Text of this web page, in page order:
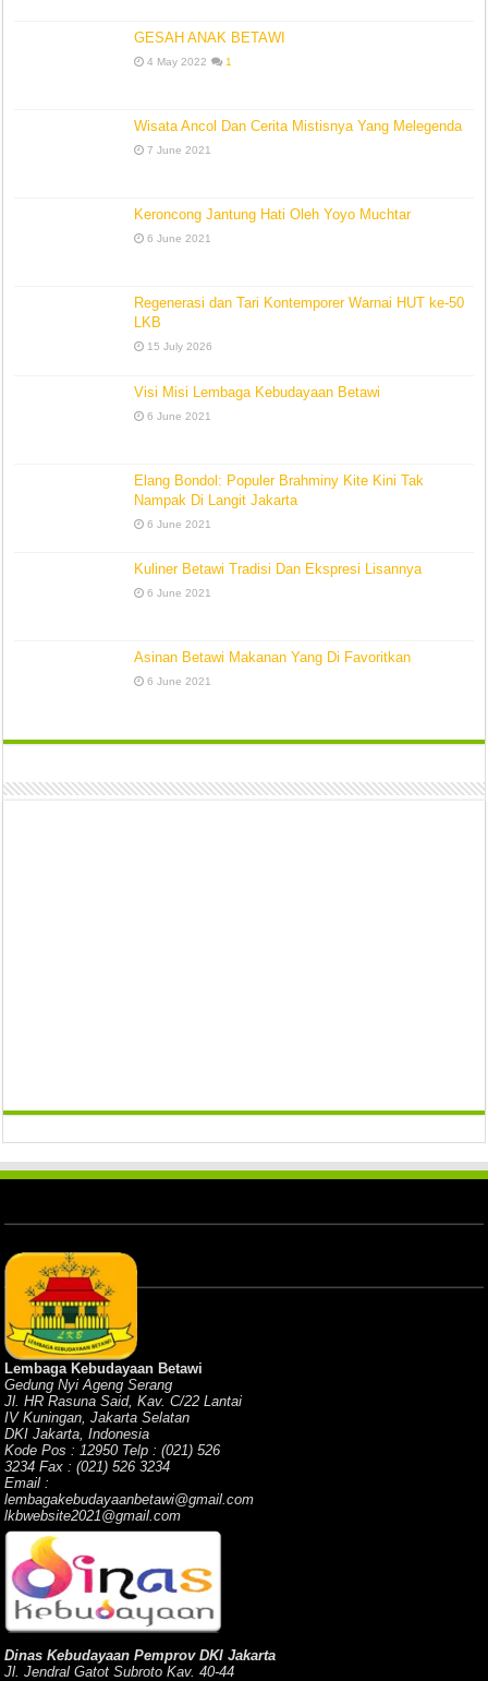
GESAH ANAK BETAWI
4 May 2022 1
Wisata Ancol Dan Cerita Mistisnya Yang Melegenda
7 June 2021
Keroncong Jantung Hati Oleh Yoyo Muchtar
6 June 2021
Regenerasi dan Tari Kontemporer Warnai HUT ke-50
LKB
15 July 2026
Visi Misi Lembaga Kebudayaan Betawi
6 June 2021
Elang Bondol: Populer Brahminy Kite Kini Tak
Nampak Di Langit Jakarta
6 June 2021
Kuliner Betawi Tradisi Dan Ekspresi Lisannya
6 June 2021
Asinan Betawi Makanan Yang Di Favoritkan
6 June 2021
Lembaga Kebudayaan Betawi
Gedung Nyi Ageng Serang
Jl. HR Rasuna Said, Kav. C/22 Lantai
IV Kuningan, Jakarta Selatan
DKI Jakarta, Indonesia
Kode Pos : 12950 Telp : (021) 526
3234 Fax : (021) 526 3234
Email :
lembagakebudayaanbetawi@gmail.com
lkbwebsite2021@gmail.com
Dinas Kebudayaan Pemprov DKI Jakarta
Jl. Jendral Gatot Subroto Kav. 40-44